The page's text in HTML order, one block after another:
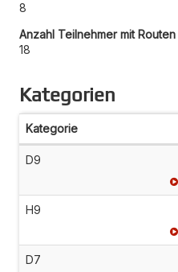
8
Anzahl Teilnehmer mit Routen
18
Kategorien
Kategorie
D9
H9
D7